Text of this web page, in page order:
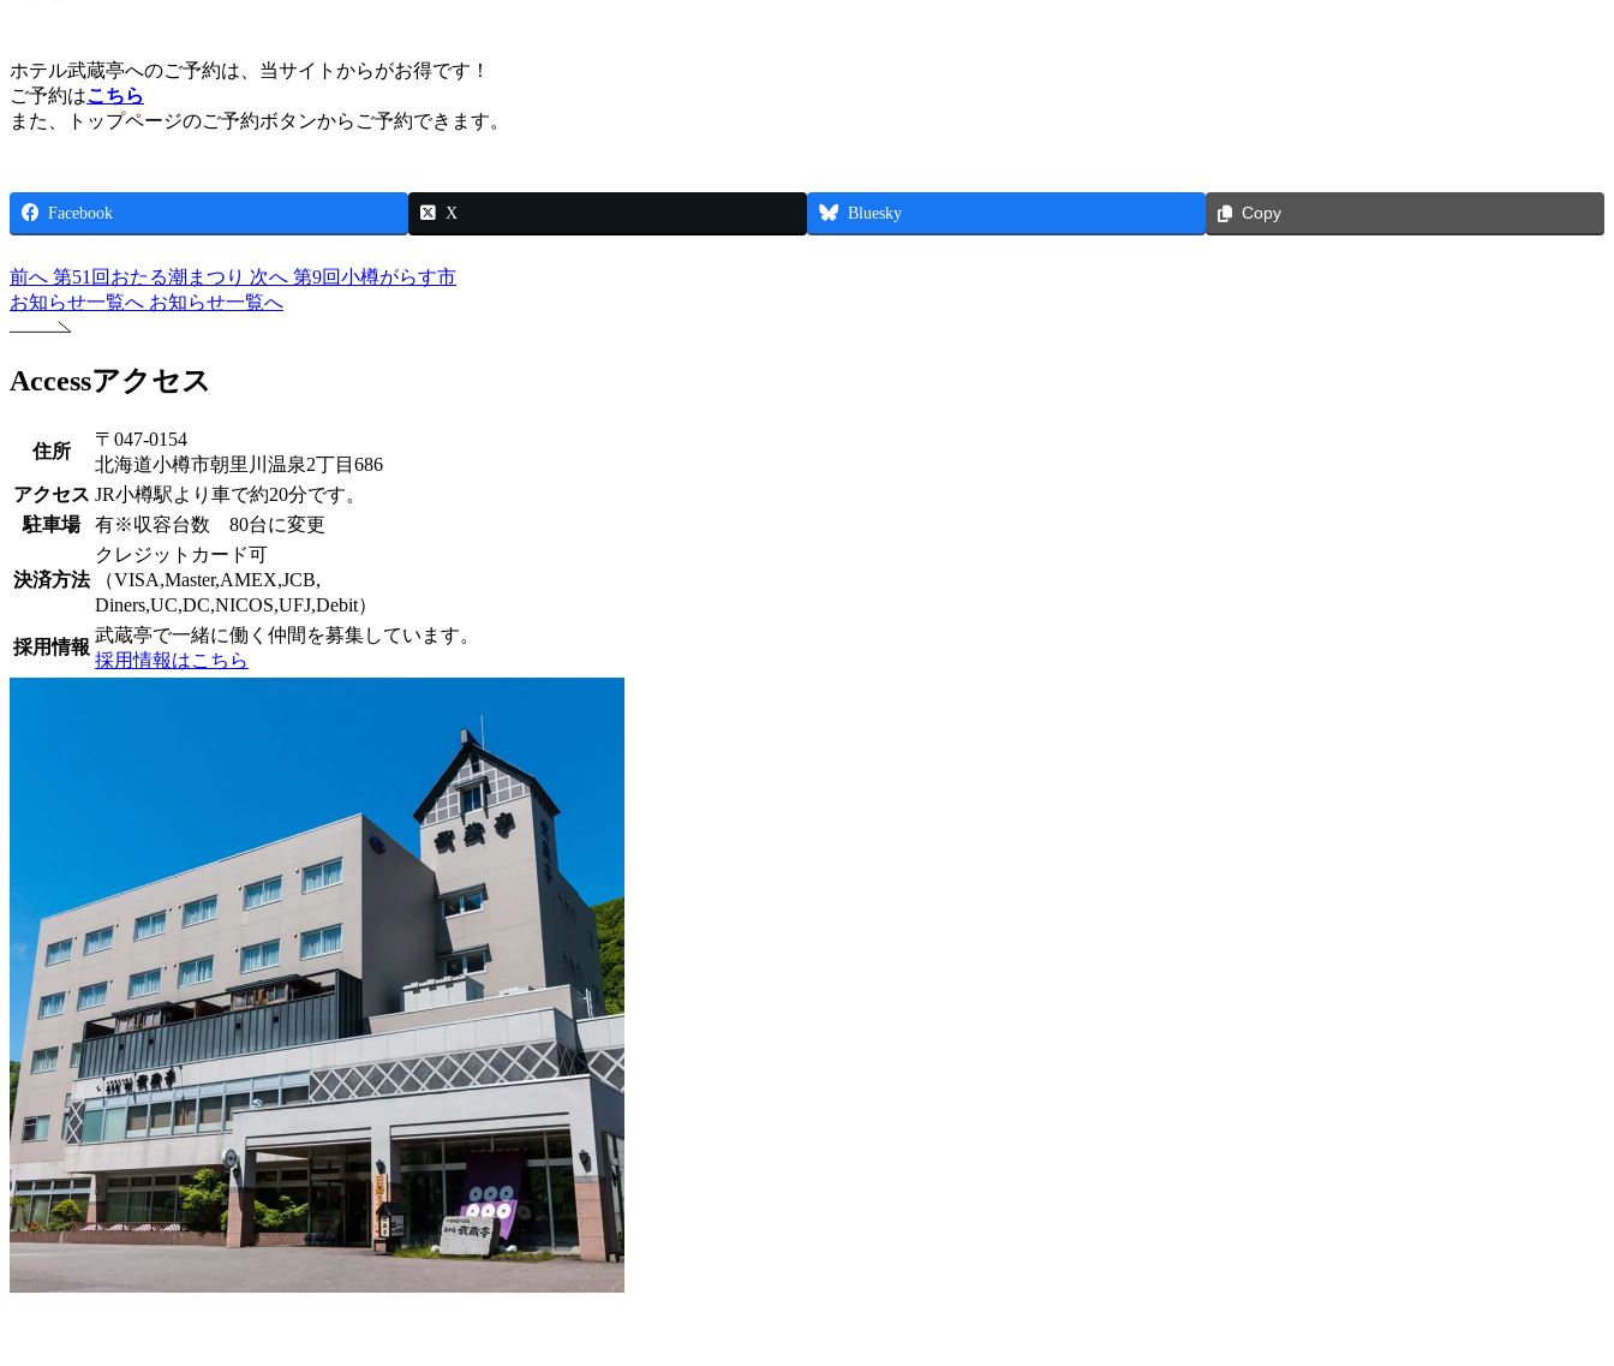
ホテル武蔵亭へのご予約は、当サイトからがお得です！
ご予約はこちら
また、トップページのご予約ボタンからご予約できます。
Facebook X Bluesky Copy
前へ 第51回おたる潮まつり 次へ 第9回小樽がらす市
お知らせ一覧へ お知らせ一覧へ
Accessアクセス
住所
〒047-0154
北海道小樽市朝里川温泉2丁目686
アクセス JR小樽駅より車で約20分です。
駐車場
有※収容台数 80台に変更
決済方法
クレジットカード可
（VISA,Master,AMEX,JCB,
Diners,UC,DC,NICOS,UFJ,Debit）
採用情報
武蔵亭で一緒に働く仲間を募集しています。
採用情報はこちら